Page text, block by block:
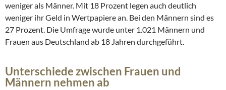
weniger als Männer. Mit 18 Prozent legen auch deutlich
weniger ihr Geld in Wertpapiere an. Bei den Männern sind es
27 Prozent. Die Umfrage wurde unter 1.021 Männern und
Frauen aus Deutschland ab 18 Jahren durchgeführt.
Unterschiede zwischen Frauen und
Männern nehmen ab